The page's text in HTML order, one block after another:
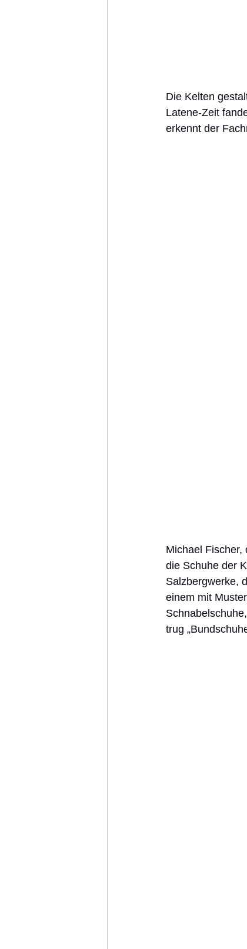
Die Kelten
Latene-Zeit
erkennt der
Michael Fischer,
die Schuhe der
Salzbergwerke,
einem mit
trug